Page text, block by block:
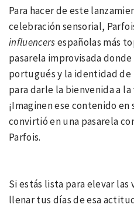
Para hacer de este
celebración sensorial,
influencersespañolas más
pasarela improvisada
portugués y la identidad de
para darle la bienvenida a
¡Imaginen ese contenido en
convirtió en una pasarela
Parfois.
Si estás lista para elevar
llenar tus días de esa